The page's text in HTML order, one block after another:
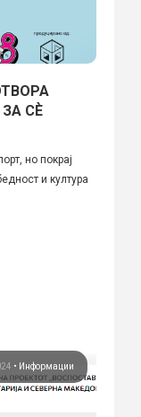
СÈ
но покрај
и култура
• Информации